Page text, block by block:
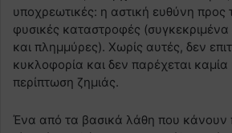
υποχρεωτικές: η αστική ευθύνη προς
φυσικές καταστροφές (συγκεκριμένα
και πλημμύρες). Χωρίς αυτές, δεν
κυκλοφορία και δεν παρέχεται καμία
περίπτωση ζημιάς.
Ένα από τα βασικά λάθη που κάνουν